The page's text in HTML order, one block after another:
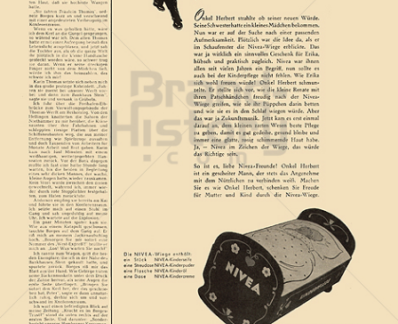
NIVEA Beiersdorf AG 1954